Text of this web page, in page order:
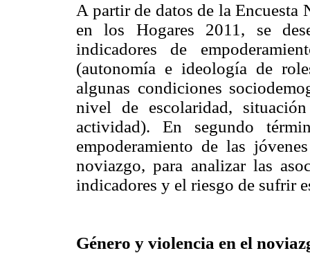
A partir de datos de la Encuesta
en los Hogares 2011, se
indicadores de
(autonomía e ideología de
algunas condiciones
nivel de escolaridad,
actividad). En segundo
empoderamiento de las
noviazgo, para analizar las
indicadores y el riesgo de sufrir
Género y violencia en el